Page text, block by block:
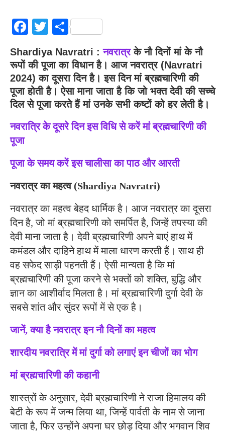
Facebook
Twitter
Share
Shardiya Navratri : नवरात्रके नौ दिनों मां के नौ
रूपों की पूजा का विधान है। आज नवरात्र (Navratri
2024) का दूसरा दिन है। इस दिन मां ब्रह्मचारिणी की
पूजा होती है। ऐसा माना जाता है कि जो भक्त देवी की सच्चे
दिल से पूजा करते हैं मां उनके सभी कष्टों को हर लेती है।
नवरात्रि के दूसरे दिन इस विधि से करें मां ब्रह्मचारिणी की
पूजा
पूजा के समय करें इस चालीसा का पाठ और आरती
नवरात्र का महत्व (Shardiya Navratri)
नवरात्र का महत्व बेहद धार्मिक है। आज नवरात्र का दूसरा
दिन है, जो मां ब्रह्मचारिणी को समर्पित है, जिन्हें तपस्या की
देवी माना जाता है। देवी ब्रह्मचारिणी अपने बाएं हाथ में
कमंडल और दाहिने हाथ में माला धारण करती हैं। साथ ही
वह सफेद साड़ी पहनती हैं। ऐसी मान्यता है कि मां
ब्रह्मचारिणी की पूजा करने से भक्तों को शक्ति, बुद्धि और
ज्ञान का आशीर्वाद मिलता है। मां ब्रह्मचारिणी दुर्गा देवी के
सबसे शांत और सुंदर रूपों में से एक है।
जानें, क्या है नवरात्र इन नौ दिनों का महत्व
शारदीय नवरात्रि में मां दुर्गा को लगाएं इन चीजों का भोग
मां ब्रह्मचारिणी की कहानी
शास्त्रों के अनुसार, देवी ब्रह्मचारिणी ने राजा हिमालय की
बेटी के रूप में जन्म लिया था, जिन्हें पार्वती के नाम से जाना
जाता है, फिर उन्होंने अपना घर छोड़ दिया और भगवान शिव